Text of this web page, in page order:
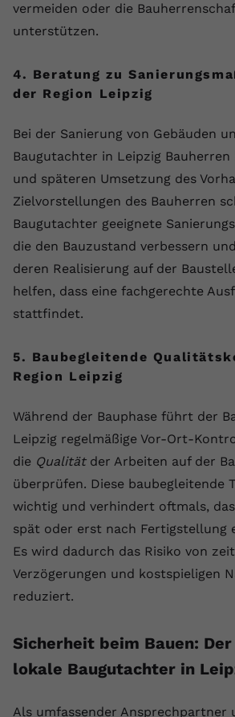
vermeiden oder die
unterstützen.
4. Beratung zu
der Region Leipzig
Bei der Sanierung von Gebäuden
Baugutachter in Leipzig Bauherren
und späteren Umsetzung des
Zielvorstellungen des Bauherren
Baugutachter geeignete
die den Bauzustand verbessern
deren Realisierung auf der
helfen, dass eine fachgerechte
stattfindet.
5. Baubegleitende
Region Leipzig
Während der Bauphase führt der
Leipzig regelmäßige Vor-Ort-
die Qualitätder Arbeiten auf der
überprüfen. Diese baubegleitende
wichtig und verhindert oftmals,
spät oder erst nach Fertigstellung
Es wird dadurch das Risiko von
Verzögerungen und kostspieligen
reduziert.
Sicherheit beim Bauen: Der
lokale Baugutachter in
Als umfassender
Zweck
registriert eine
Laufzeit Session
Zweck
YouTube setzt diesen
Videopräferenzen des
speichern, der
Videos verwendet.